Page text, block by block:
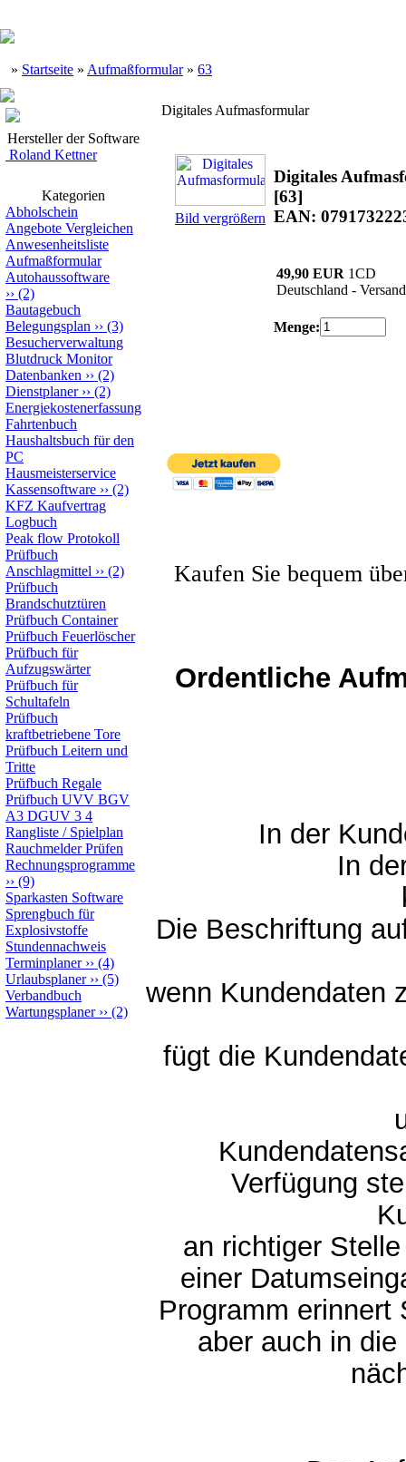
» Startseite » Aufmaßformular» 63
Hersteller der Software
Roland Kettner
Kategorien
Abholschein
Angebote Vergleichen
Anwesenheitsliste
Aufmaßformular
Autohaussoftware
›› (2)
Bautagebuch
Belegungsplan ›› (3)
Besucherverwaltung
Blutdruck Monitor
Datenbanken ›› (2)
Dienstplaner›› (2)
Energiekostenerfassung
Fahrtenbuch
Haushaltsbuch für den
PC
Hausmeisterservice
Kassensoftware ›› (2)
KFZ Kaufvertrag
Logbuch
Peak flow Protokoll
Prüfbuch
Anschlagmittel ›› (2)
Prüfbuch
Brandschutztüren
Prüfbuch Container
Prüfbuch Feuerlöscher
Prüfbuch für
Aufzugswärter
Prüfbuch für
Schultafeln
Prüfbuch
kraftbetriebene Tore
Prüfbuch Leitern und
Tritte
Prüfbuch Regale
Prüfbuch UVV BGV
A3 DGUV 3 4
Rangliste / Spielplan
Rauchmelder Prüfen
Rechnungsprogramme
›› (9)
Sparkasten Software
Sprengbuch für
Explosivstoffe
Stundennachweis
Terminplaner›› (4)
Urlaubsplaner›› (5)
Verbandbuch
Wartungsplaner›› (2)
Digitales Aufmasformular
Bild vergrößern
Digitales
[63]
EAN:
49,90 EUR 1CD
Deutschland -
Menge:
Kaufen Sie bequem
Ordentliche
In der
In
Die Beschriftung
wenn Kundendaten
fügt die
Verfügung
an richtiger
einer
Programm
aber auch in